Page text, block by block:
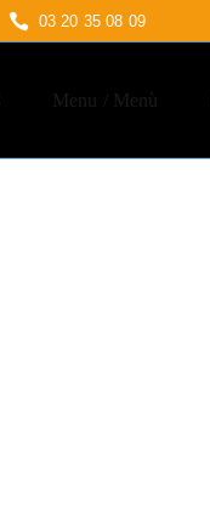
03 20 35 08 09
Menu / Menù